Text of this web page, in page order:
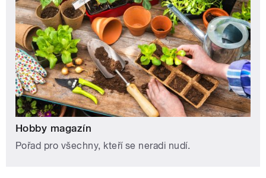
Hobby magazín
Pořad pro všechny, kteří se neradi nudí.